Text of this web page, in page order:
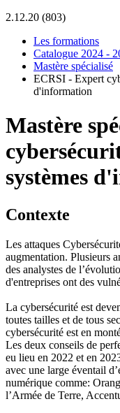
2.12.20 (803)
Les formations
Catalogue 2024 -
Mastère spécialisé
ECRSI - Expert
d'information
Mastère
systèmes
Contexte
Les attaques
augmentation. Plusieurs
des analystes de
d'entreprises ont des
La cybersécurité est
toutes tailles et de tous
cybersécurité est en
Les deux conseils de
eu lieu en 2022 et en
avec une large éventail
numérique comme:
l’Armée de Terre,